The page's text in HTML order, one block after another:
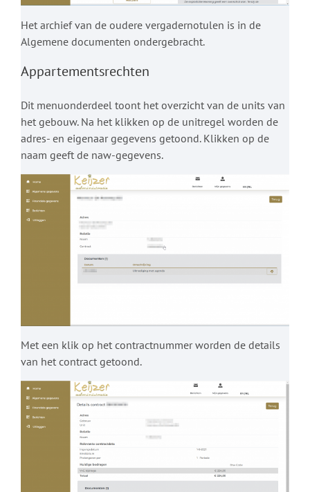
Het archief van de oudere vergadernotulen is in de
Algemene documenten ondergebracht.
Appartementsrechten
Dit menuonderdeel toont het overzicht van de units van
het gebouw. Na het klikken op de unitregel worden de
adres- en eigenaar gegevens getoond. Klikken op de
naam geeft de naw-gegevens.
Met een klik op het contractnummer worden de details
van het contract getoond.